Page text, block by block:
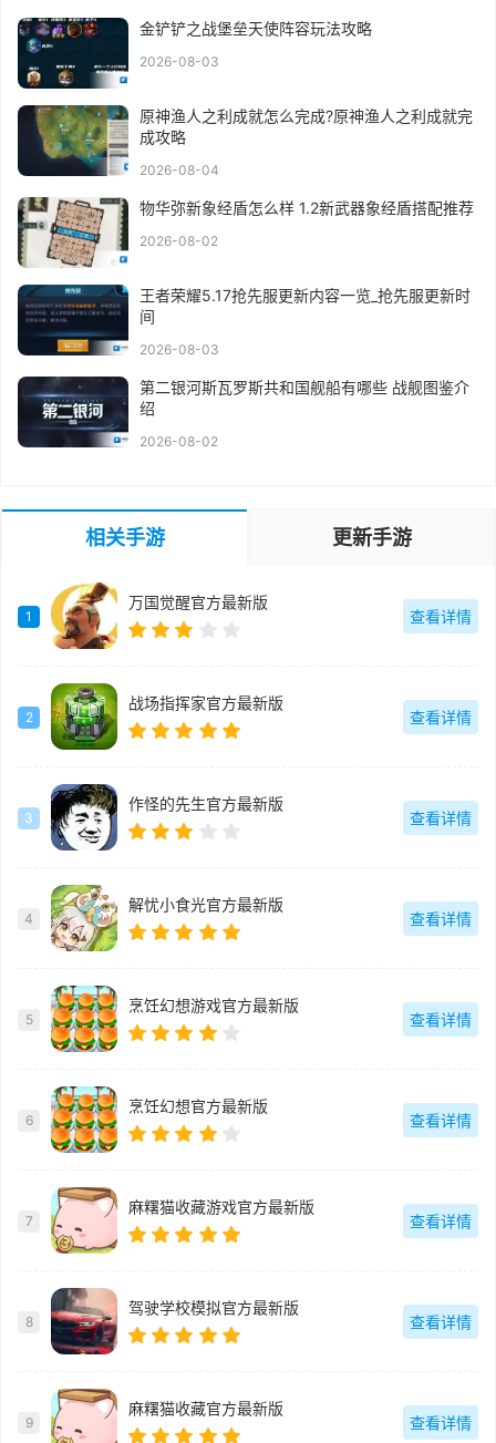
金铲铲之战堡垒天使阵容玩法攻略
2026-08-03
原神渔人之利成就怎么完成?原神渔人之利成就完
成攻略
2026-08-04
物华弥新象经盾怎么样 1.2新武器象经盾搭配推荐
2026-08-02
王者荣耀5.17抢先服更新内容一览_抢先服更新时
间
2026-08-03
第二银河斯瓦罗斯共和国舰船有哪些 战舰图鉴介
绍
2026-08-02
相关手游 更新手游
1
万国觉醒官方最新版
查看详情
2
战场指挥家官方最新版
查看详情
3
作怪的先生官方最新版
查看详情
4
解忧小食光官方最新版
查看详情
5
烹饪幻想游戏官方最新版
查看详情
6
烹饪幻想官方最新版
查看详情
7
麻糬猫收藏游戏官方最新版
查看详情
8
驾驶学校模拟官方最新版
查看详情
9
麻糬猫收藏官方最新版
查看详情